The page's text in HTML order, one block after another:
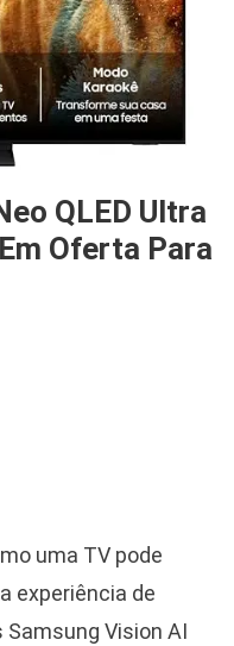
QLED Ultra
Oferta Para
uma TV pode
experiência de
Vision AI